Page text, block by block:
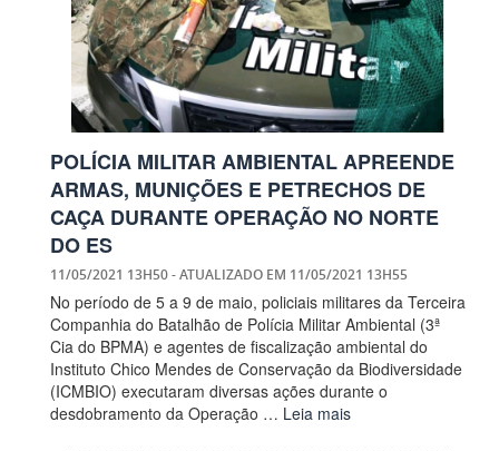
POLÍCIA MILITAR AMBIENTAL APREENDE
ARMAS, MUNIÇÕES E PETRECHOS DE
CAÇA DURANTE OPERAÇÃO NO NORTE
DO ES
11/05/2021 13H50- ATUALIZADO EM 11/05/2021 13H55
No período de 5 a 9 de maio, policiais militares da Terceira
Companhia do Batalhão de Polícia Militar Ambiental (3ª
Cia do BPMA) e agentes de fiscalização ambiental do
Instituto Chico Mendes de Conservação da Biodiversidade
(ICMBIO) executaram diversas ações durante o
desdobramento da Operação … Leia mais